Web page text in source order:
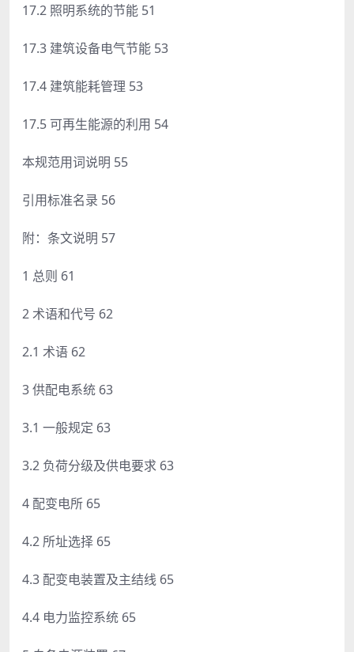
17.2 照明系统的节能 51
17.3 建筑设备电气节能 53
17.4 建筑能耗管理 53
17.5 可再生能源的利用 54
本规范用词说明 55
引用标准名录 56
附：条文说明 57
1 总则 61
2 术语和代号 62
2.1 术语 62
3 供配电系统 63
3.1 一般规定 63
3.2 负荷分级及供电要求 63
4 配变电所 65
4.2 所址选择 65
4.3 配变电装置及主结线 65
4.4 电力监控系统 65